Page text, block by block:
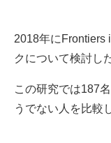
2018年にFrontiers
クについて検討し
この研究では187
うでない人を比較